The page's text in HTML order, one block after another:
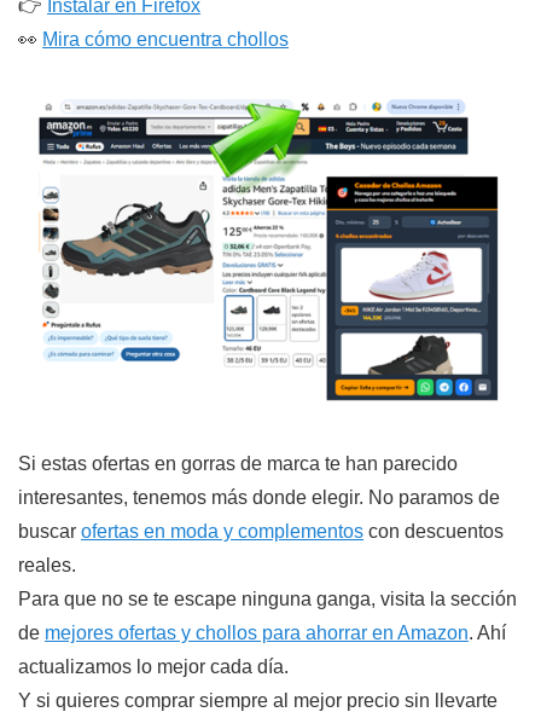
👉 Instalar en Firefox
👀 Mira cómo encuentra chollos
Si estas ofertas en gorras de marca te han parecido
interesantes, tenemos más donde elegir. No paramos de
buscar ofertas en moda y complementos con descuentos
reales.
Para que no se te escape ninguna ganga, visita la sección
de mejores ofertas y chollos para ahorrar en Amazon. Ahí
actualizamos lo mejor cada día.
Y si quieres comprar siempre al mejor precio sin llevarte